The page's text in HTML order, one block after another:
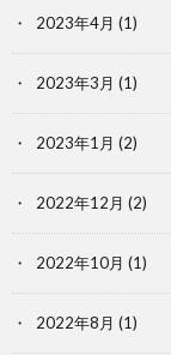
2023年4月 (1)
2023年3月 (1)
2023年1月 (2)
2022年12月 (2)
2022年10月 (1)
2022年8月 (1)